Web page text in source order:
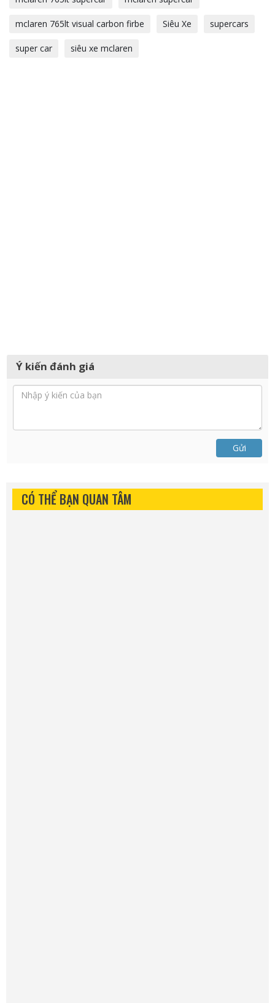
mclaren 765lt visual carbon firbe Siêu Xe supercars
super car siêu xe mclaren
Ý kiến đánh giá
Gửi
CÓ THỂ BẠN QUAN TÂM